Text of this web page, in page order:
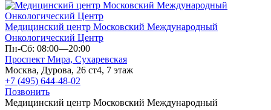
Медицинский центр Московский Международный
Онкологический Центр
Пн-Сб: 08:00—20:00
Проспект Мира, Сухаревская
Москва, Дурова, 26 ст4, 7 этаж
+7 (495) 644-48-02
Позвонить
Медицинский центр Московский Международный